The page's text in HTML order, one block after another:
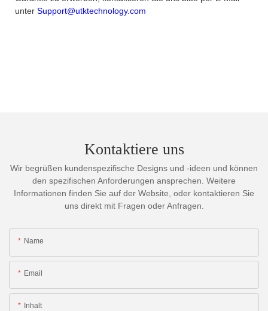
unter Support@utktechnology.com
Kontaktiere uns
Wir begrüßen kundenspezifische Designs und -ideen und können
den spezifischen Anforderungen ansprechen. Weitere
Informationen finden Sie auf der Website, oder kontaktieren Sie
uns direkt mit Fragen oder Anfragen.
Name
Email
Inhalt